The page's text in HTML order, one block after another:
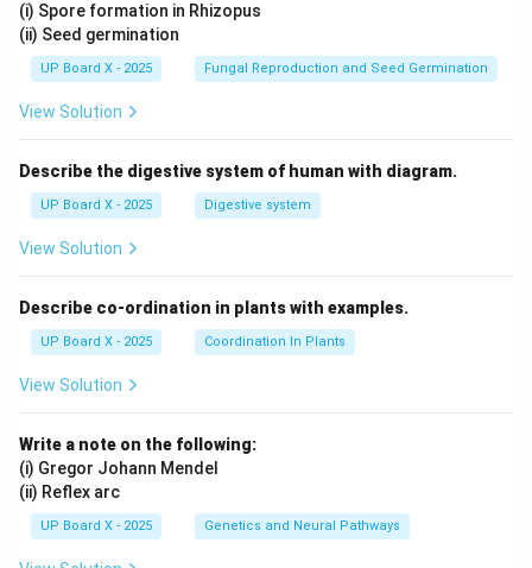
(i) Spore formation in Rhizopus
(ii) Seed germination
UP Board X - 2025 Fungal Reproduction and Seed Germination
View Solution
Describe the digestive system of human with diagram.
UP Board X - 2025 Digestive system
View Solution
Describe co-ordination in plants with examples.
UP Board X - 2025 Coordination In Plants
View Solution
Write a note on the following:
(i) Gregor Johann Mendel
(ii) Reflex arc
UP Board X - 2025 Genetics and Neural Pathways